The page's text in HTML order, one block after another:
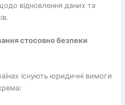
відновлення даних та
стосовно безпеки
існують юридичні вимоги